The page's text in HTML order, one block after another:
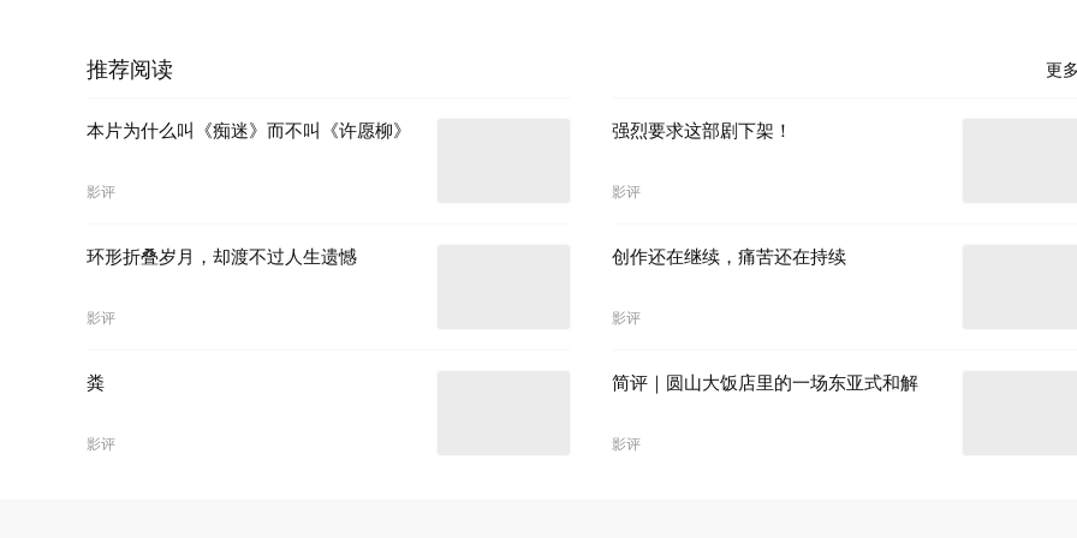
更多
推荐阅读
本片为什么叫《痴迷》而不叫《许愿柳》
影评
强烈要求这部剧下架！
影评
环形折叠岁月，却渡不过人生遗憾
影评
创作还在继续，痛苦还在持续
影评
粪
影评
简评｜圆山大饭店里的一场东亚式和解
影评